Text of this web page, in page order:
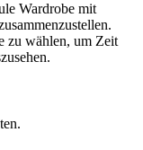
Wardrobe mit
zu wählen, um Zeit